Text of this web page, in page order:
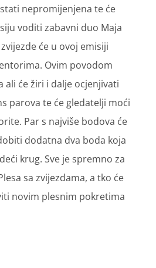
nepromijenjena te će
voditi zabavni duo Maja
će u ovoj emisiji
Ovim povodom
ali će žiri i dalje ocjenjivati
parova te će gledatelji moći
Par s najviše bodova će
dodatna dva boda koja
krug. Sve je spremno za
sa zvijezdama, a tko će
novim plesnim pokretima